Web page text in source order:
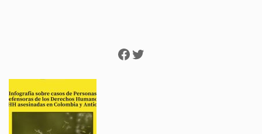
Facebook
Twitter